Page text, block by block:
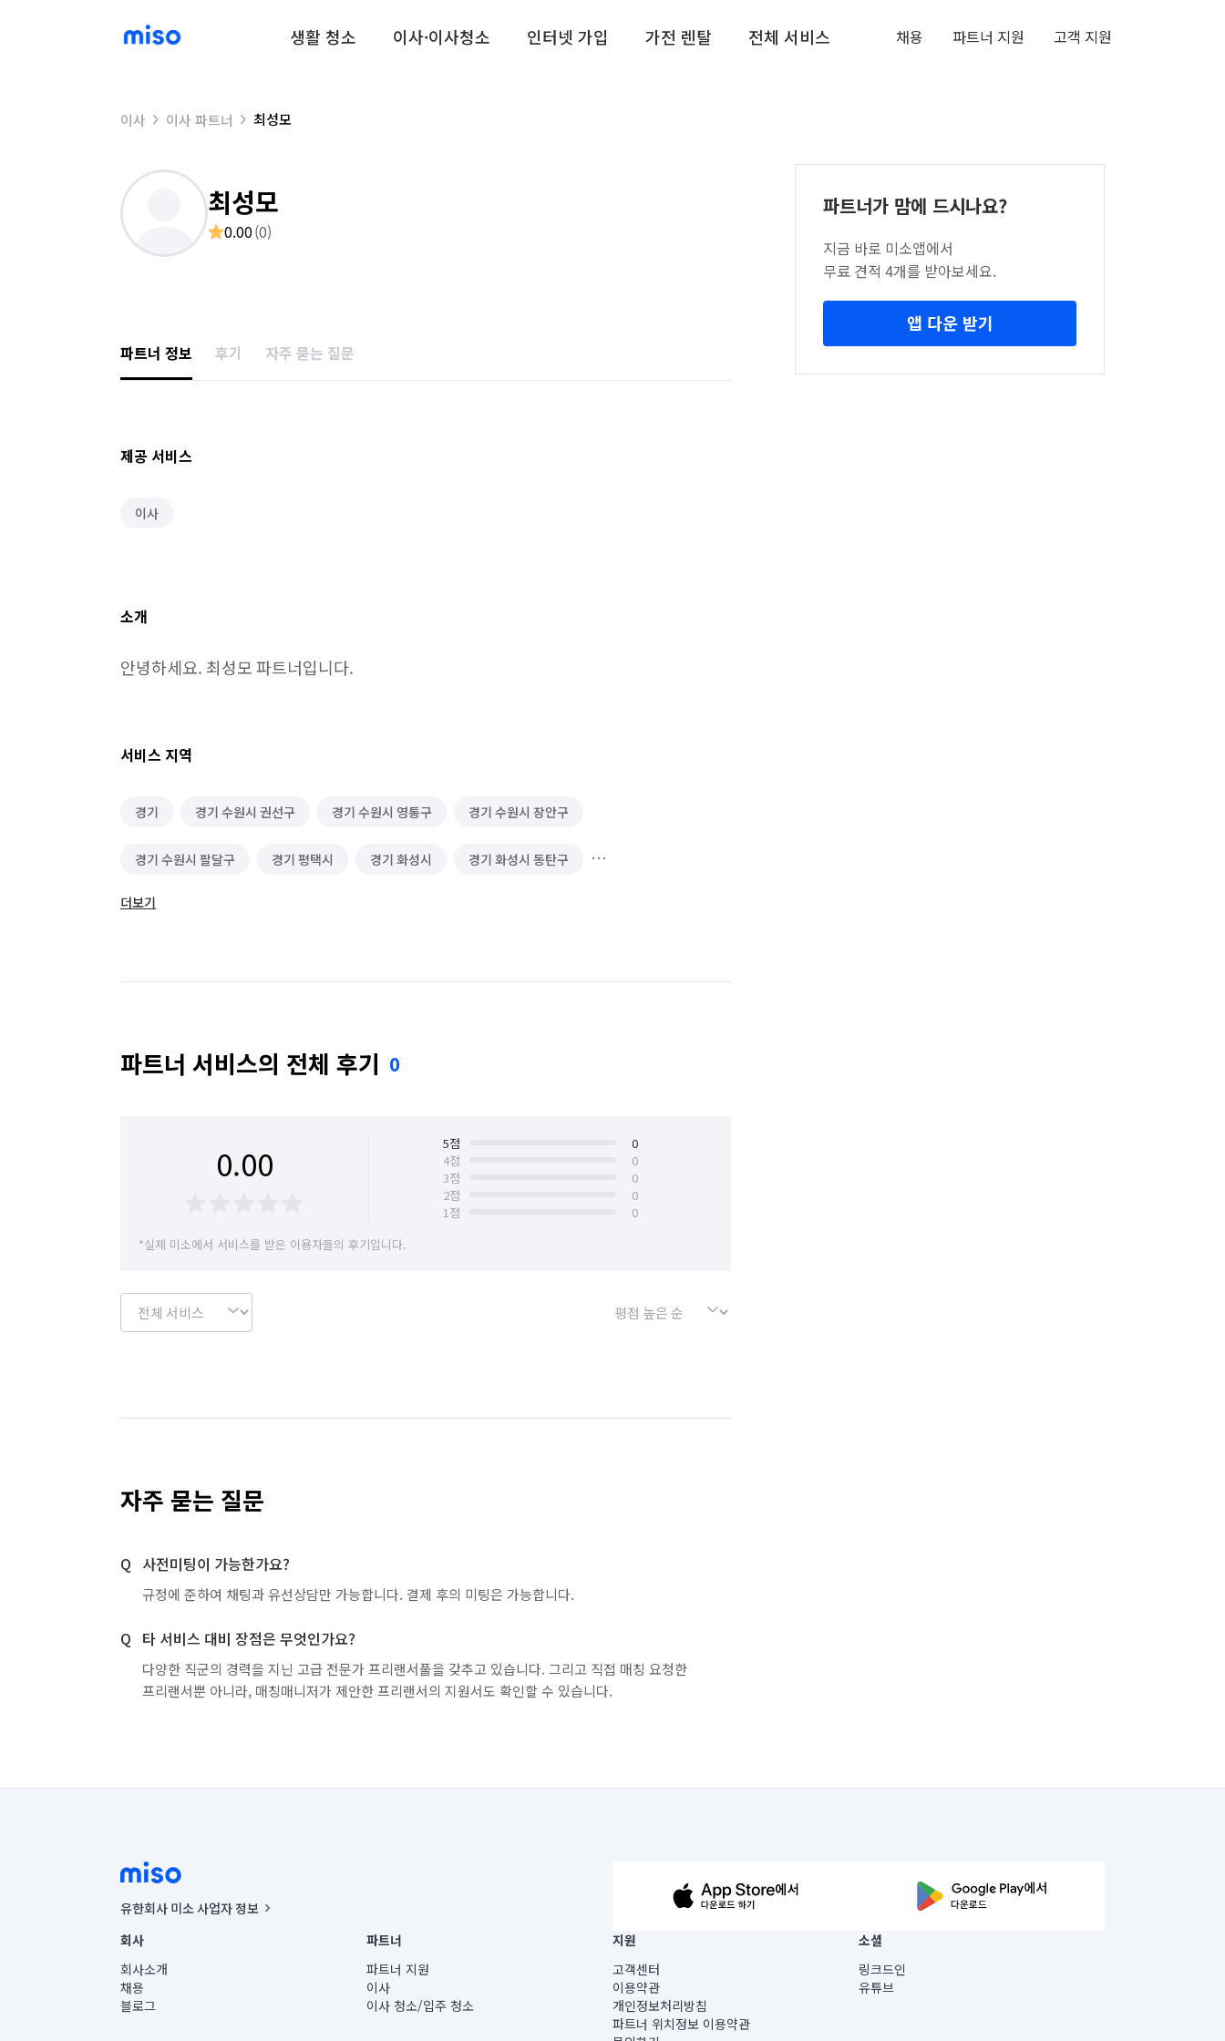
생활 청소 이사·이사청소 인터넷 가입 가전 렌탈 전체 서비스 채용 파트너 지원 고객 지원
이사 이사 파트너 최성모
최성모
0.00(0)
파트너 정보 후기 자주 묻는 질문
제공 서비스
이사
소개
안녕하세요. 최성모 파트너입니다.
서비스 지역
경기 경기 수원시 권선구 경기 수원시 영통구 경기 수원시 장안구
경기 수원시 팔달구 경기 평택시 경기 화성시 경기 화성시 동탄구
경기 화성시 효행구
더보기
파트너 서비스의 전체 후기 0
0.00 5점
0
4점
0
3점
0
2점
0
1점
0
*실제 미소에서 서비스를 받은 이용자들의 후기입니다.
자주 묻는 질문
사전미팅이 가능한가요?
규정에 준하여 채팅과 유선상담만 가능합니다. 결제 후의 미팅은 가능합니다.
타 서비스 대비 장점은 무엇인가요?
다양한 직군의 경력을 지닌 고급 전문가 프리랜서풀을 갖추고 있습니다. 그리고 직접 매칭 요청한
프리랜서뿐 아니라, 매칭매니저가 제안한 프리랜서의 지원서도 확인할 수 있습니다.
파트너가 맘에 드시나요?
지금 바로 미소앱에서
무료 견적 4개를 받아보세요.
앱 다운 받기
유한회사 미소 사업자 정보
사업자등록번호 : 291-87-00271 | 인허가번호 : 2016-3220163-14-5-00019 |
통신판매신고번호 : 2024-서울종로-1400(공정거래위원회 정보) |
대표이사 : CHING VICTOR COLUMBIA RHEE
주소 | 본사: 서울특별시 종로구 율곡로 6(중학동, 트윈트리빌딩) B동 5층
컨택센터 : 서울특별시 종로구 수송동 율곡로 24, 7층, 8층 미소
회사
회사소개
채용
블로그
파트너
파트너 지원
이사
이사 청소/입주 청소
지원
고객센터
이용약관
개인정보처리방침
파트너 위치정보 이용약관
소셜
링크드인
유튜브